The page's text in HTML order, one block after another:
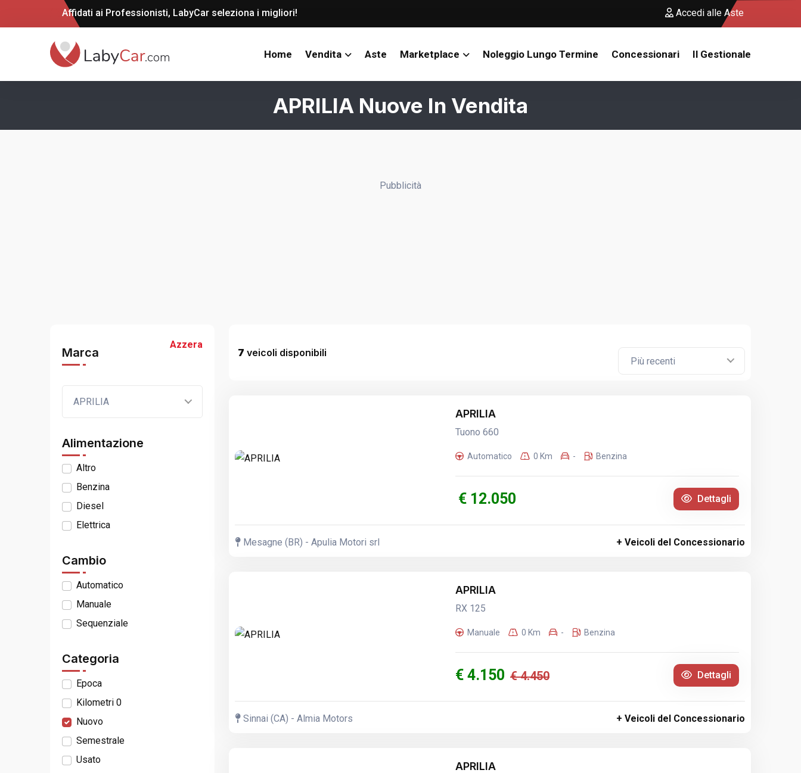
Affidati ai Professionisti, LabyCar seleziona i migliori! Accedi alle Aste
Home Vendita Aste Marketplace Noleggio Lungo Termine Concessionari Il Gestionale
APRILIA Nuove In Vendita
Pubblicità
Azzera
Marca
APRILIA
Alimentazione
Altro
Benzina
Diesel
Elettrica
Cambio
Automatico
Manuale
Sequenziale
Categoria
Epoca
Kilometri 0
Nuovo
Semestrale
Usato
7 veicoli disponibili
Più recenti
APRILIA
Tuono 660
Automatico 0 Km - Benzina
€ 12.050 Dettagli
Mesagne (BR) - Apulia Motori srl + Veicoli del Concessionario
APRILIA
RX 125
Manuale 0 Km - Benzina
€ 4.150 € 4.450 Dettagli
Sinnai (CA) - Almia Motors + Veicoli del Concessionario
APRILIA